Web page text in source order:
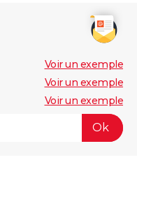
Voir un exemple
Voir un exemple
Voir un exemple